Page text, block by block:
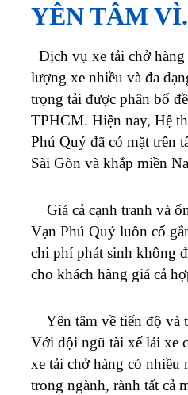
YÊN TÂM VÌ.
Dịch vụ xe tải chở hàng
lượng xe nhiều và đa
trọng tải được phân bố
TPHCM. Hiện nay, Hệ
Phú Quý đã có mặt trên
Sài Gòn và khắp miền
Giá cả cạnh tranh và
Vạn Phú Quý luôn cố
chi phí phát sinh không
cho khách hàng giá cả
Yên tâm về tiến độ và
Với đội ngũ tài xế lái xe
xe tải chở hàng có nhiều
trong ngành, rành tất cả